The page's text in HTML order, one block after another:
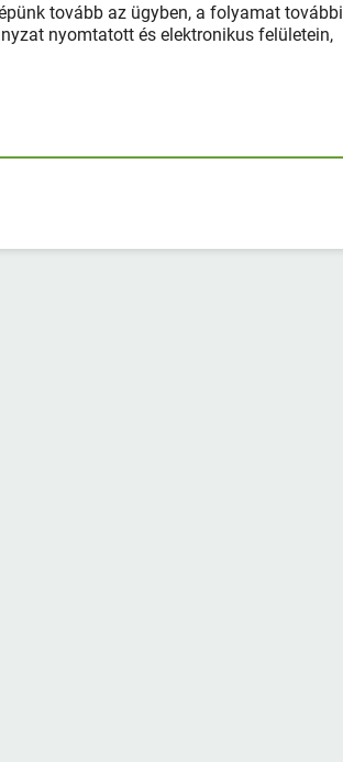
tovább az ügyben, a folyamat további
nyomtatott és elektronikus felületein,